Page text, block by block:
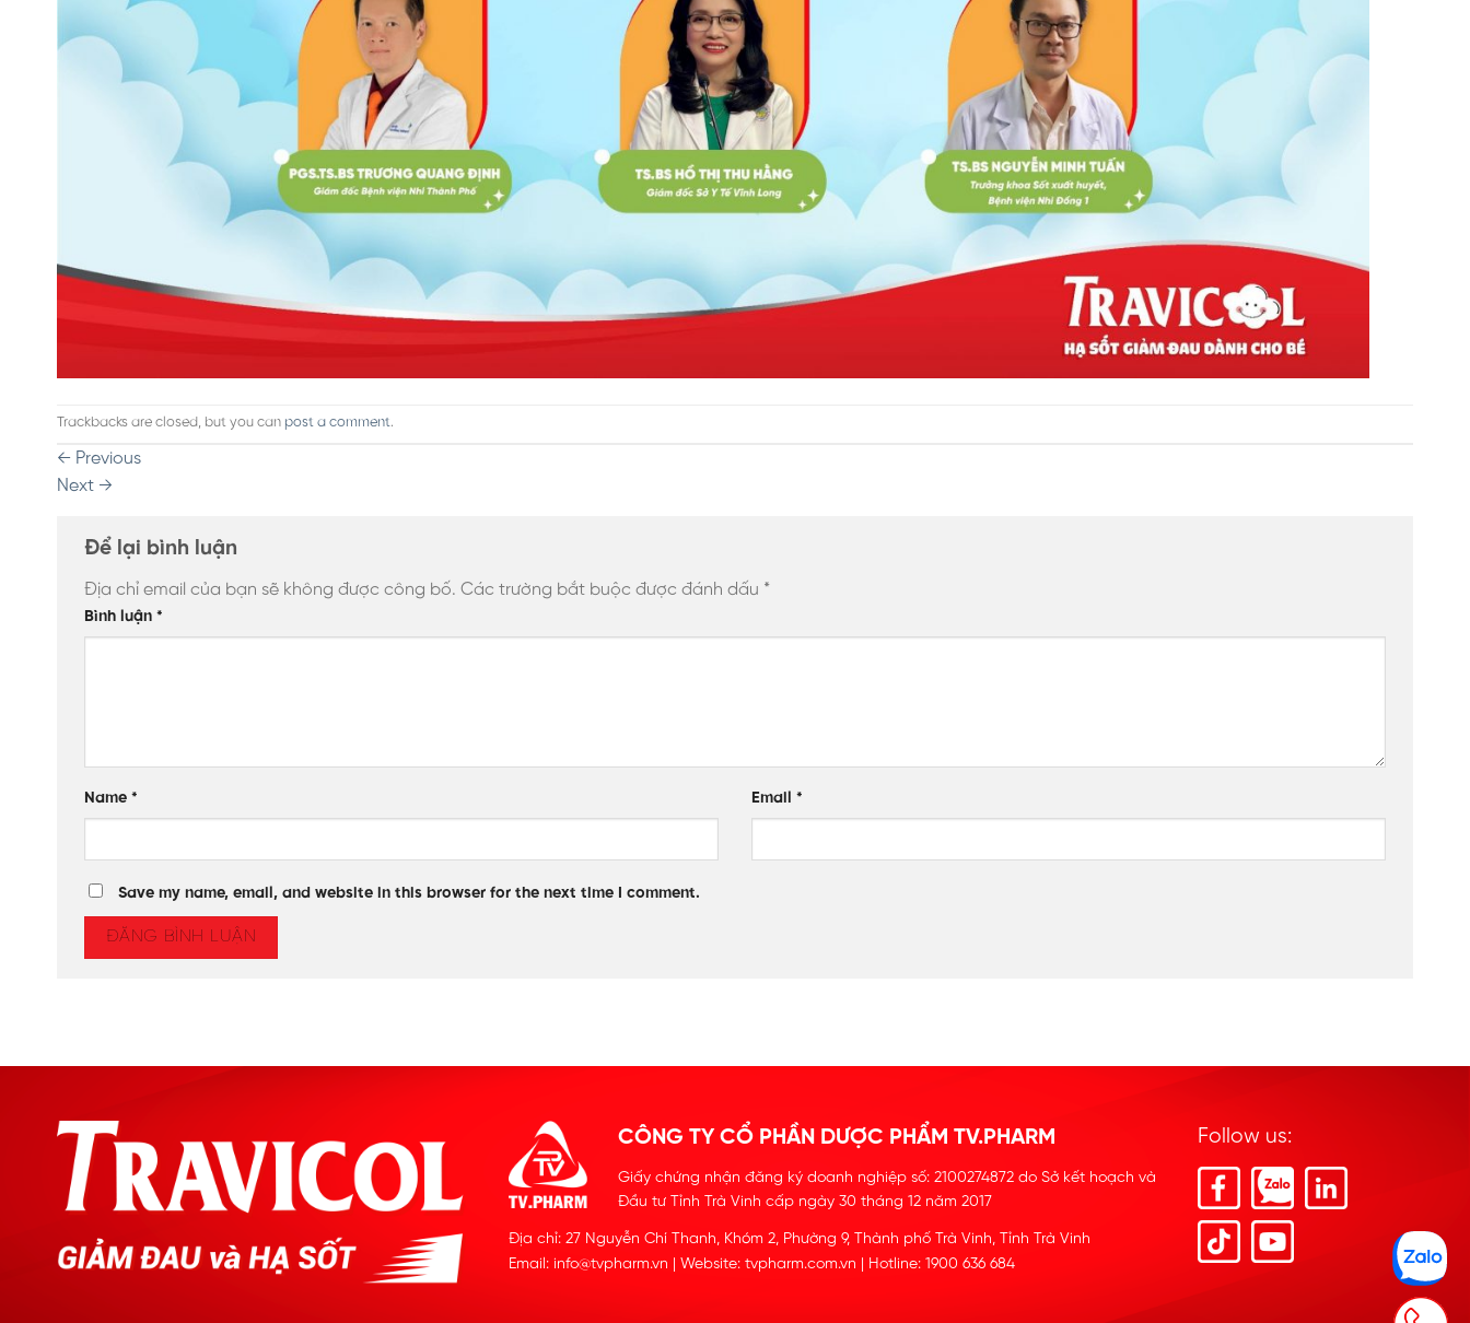
Trackbacks are closed, but you can post a comment.
← Previous
Next →
Để lại bình luận
Địa chỉ email của bạn sẽ không được công bố. Các trường bắt buộc được đánh dấu *
Bình luận *
Name * Email *
Save my name, email, and website in this browser for the next time I comment.
CÔNG TY CỔ PHẦN DƯỢC PHẨM TV.PHARM
Giấy chứng nhận đăng ký doanh nghiệp số: 2100274872 do Sở kết hoạch và
Đầu tư Tỉnh Trà Vinh cấp ngày 30 tháng 12 năm 2017
Địa chỉ: 27 Nguyễn Chí Thanh, Khóm 2, Phường 9, Thành phố Trà Vinh, Tỉnh Trà Vinh
Email: info@tvpharm.vn | Website: tvpharm.com.vn | Hotline: 1900 636 684
Follow us: